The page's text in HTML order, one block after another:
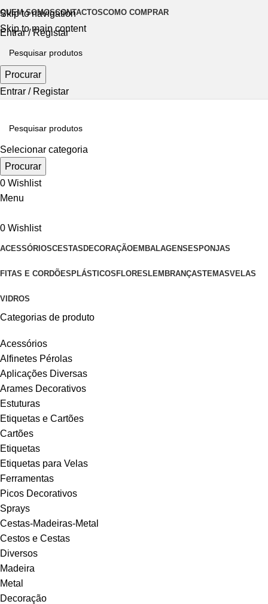
Skip to navigation
Skip to main content
QUEM SOMOSCONTACTOSCOMO COMPRAR
Entrar / Registar
Procurar
Entrar / Registar
Selecionar categoria
Procurar
0 Wishlist
Menu
0 Wishlist
ACESSÓRIOSCESTASDECORAÇÃOEMBALAGENSESPONJAS
FITAS E CORDÕESPLÁSTICOSFLORESLEMBRANÇASTEMASVELAS
VIDROS
Categorias de produto
Acessórios
Alfinetes Pérolas
Aplicações Diversas
Arames Decorativos
Estuturas
Etiquetas e Cartões
Cartões
Etiquetas
Etiquetas para Velas
Ferramentas
Picos Decorativos
Sprays
Cestas-Madeiras-Metal
Cestos e Cestas
Diversos
Madeira
Metal
Decoração